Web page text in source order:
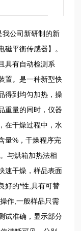
我公司新研制的新
平衡传感器】。
具有自动检测系
置。是一种新型快
得到均匀加热，操
重量的同时，仪器
在干燥过程中，水
量%，干燥程序完
与烘箱加热法相
速干燥，样品表面
好的*性,具有可替
作,一般样品只需
试准确，显示部分